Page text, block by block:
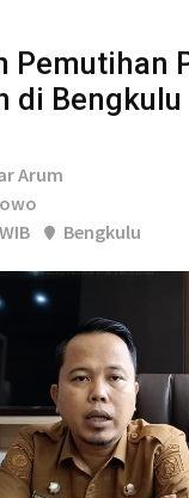
Pemutihan
di
Arum
Bengkulu